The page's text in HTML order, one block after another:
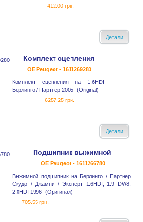
412.00 грн.
Детали
Комплект сцепления
OE Peugeot - 1611269280
Комплект сцепления на 1.6HDI
Берлинго / Партнер 2005- (Original)
6257.25 грн.
Детали
Подшипник выжимной
OE Peugeot - 1611266780
Выжимной подшипник на Берлинго / Партнер
Скудо / Джампи / Эксперт 1.6HDI, 1.9 DW8,
2.0HDI 1996- (Оригинал)
705.55 грн.